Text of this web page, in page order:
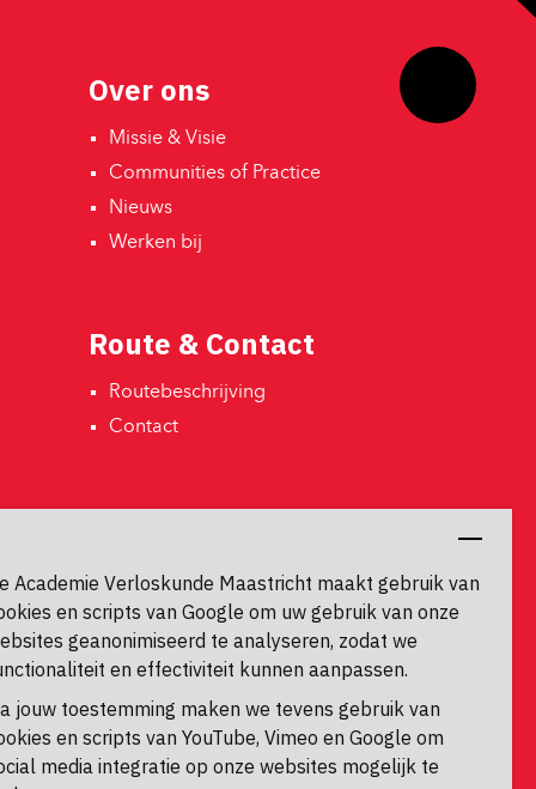
Academie Verloskunde Maastricht maakt gebruik van
en scripts van Google om uw gebruik van onze
geanonimiseerd te analyseren, zodat we
en effectiviteit kunnen aanpassen.
jouw toestemming maken we tevens gebruik van
en scripts van YouTube, Vimeo en Google om
media integratie op onze websites mogelijk te
Over ons
Missie & Visie
Communities of Practice
Nieuws
Werken bij
Route & Contact
Routebeschrijving
Contact
Universiteitssingel 60
6229 ER, Maastricht